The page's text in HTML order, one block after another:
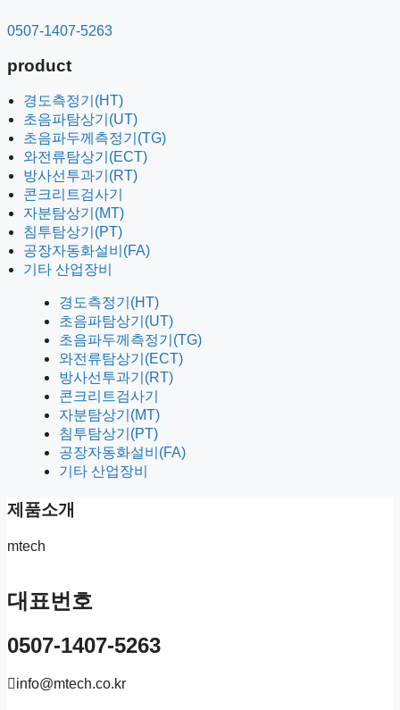
텐
로
너
뛰
기
사업분야
엠텍소식
경도측정기(HT)
초음파탐상기(UT)
초음파두께측정기(TG)
와전류탐상기(ECT)
방사선투과기(RT)
콘크리트검사기
자분탐상기(MT)
침투탐상기(PT)
공장자동화설비(FA)
기타 산업장비
PROCEQ
WAYGATE TECHNOLOGIES(GE)
FOERSTER
AGFA
MAGNAFLUX
THERMO FISHER SCIENTIFIC
SENSOR NETWORKS, INS
견적요청 및 제품문의
AS 문의
교육관리
0507-1407-5263
product
경도측정기(HT)
초음파탐상기(UT)
초음파두께측정기(TG)
와전류탐상기(ECT)
방사선투과기(RT)
콘크리트검사기
자분탐상기(MT)
침투탐상기(PT)
공장자동화설비(FA)
기타 산업장비
경도측정기(HT)
초음파탐상기(UT)
초음파두께측정기(TG)
와전류탐상기(ECT)
방사선투과기(RT)
콘크리트검사기
자분탐상기(MT)
침투탐상기(PT)
공장자동화설비(FA)
기타 산업장비
제품소개
mtech
대표번호
0507-1407-5263
info@mtech.co.kr